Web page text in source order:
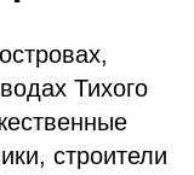
Тихого
строители